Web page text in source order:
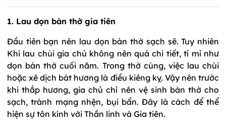
1. Lau dọn bàn thờ gia tiên
Đầu tiên bạn nên lau dọn bàn thờ sạch sẽ. Tuy nhiên
Khi lau chùi gia chủ không nên quá chi tiết, tỉ mỉ như
dọn bàn thờ cuối năm. Trong thờ cúng, việc lau chùi
hoặc xê dịch bát hương là điều kiêng kỵ. Vậy nên trước
khi thắp hương, gia chủ chỉ nên vệ sinh bàn thờ cho
sạch, tránh mạng nhện, bụi bẩn. Đây là cách để thể
hiện sự tôn kính với Thần linh và Gia tiên.